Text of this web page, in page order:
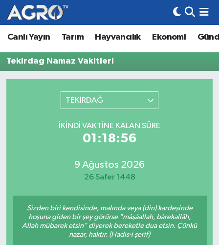
Canlı Yayın Tarım Hayvancılık Ekonomi
Tekirdağ Namaz Vakitleri
TEKİRDAĞ
İKINDI VAKTINE KALAN SÜRE
01:18:56
9 Ağustos 2026
26 Safer 1448
Sizden biri kendisinde, malında veya (din) kardeşinde
hoşuna giden bir şey görürse "mâşâallah, bârekallâh,
Allah mübarek etsin" diyerek bereketle dua etsin. Çünkü
nazar, haktır. (Hadis-i şerif)
Hava Durumu
Trafik Durumu
Tüm Manşetler
Son Dakika Haberleri